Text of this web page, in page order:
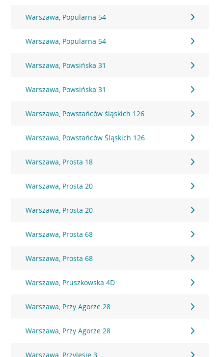
Warszawa, Popularna 54
Warszawa, Popularna 54
Warszawa, Powsińska 31
Warszawa, Powsińska 31
Warszawa, Powstańców śląskich 126
Warszawa, Powstańców Śląskich 126
Warszawa, Prosta 18
Warszawa, Prosta 20
Warszawa, Prosta 20
Warszawa, Prosta 68
Warszawa, Prosta 68
Warszawa, Pruszkowska 4D
Warszawa, Przy Agorze 28
Warszawa, Przy Agorze 28
Warszawa, Przylesie 3